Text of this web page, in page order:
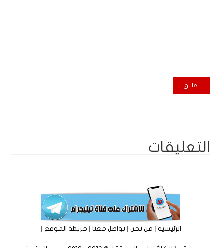
التعليقات
الرئيسية|من نحن|تواصل معنا|خريطة الموقع |